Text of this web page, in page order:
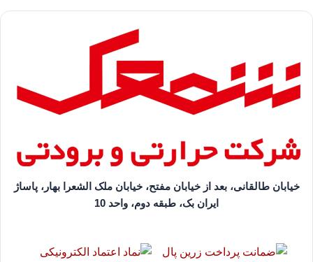
خیابان طالقانی، بعد از خیابان مفتح، خیابان ملک الشعرا بهار، پاساژ
ایران بک، طبقه دوم، واحد 10